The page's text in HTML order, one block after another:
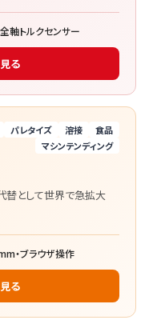
軸トルクセンサー
る
パレタイズ 溶接
食品
マシンテンディング
替として世界で急拡大
・ブラウザ操作
る